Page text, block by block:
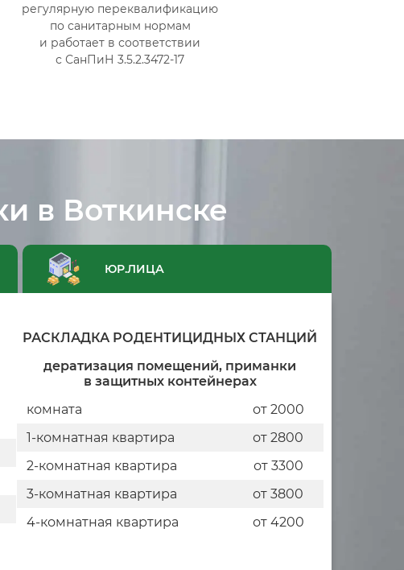
регулярную переквалификацию
по санитарным нормам
и работает в соответствии
с СанПиН 3.5.2.3472-17
в Воткинске
ЮР.ЛИЦА
РАСКЛАДКА РОДЕНТИЦИДНЫХ СТАНЦИЙ
дератизация помещений, приманки
в защитных контейнерах
комната
от 2000
1-комнатная квартира
от 2800
2-комнатная квартира
от 3300
3-комнатная квартира
от 3800
4-комнатная квартира
от 4200